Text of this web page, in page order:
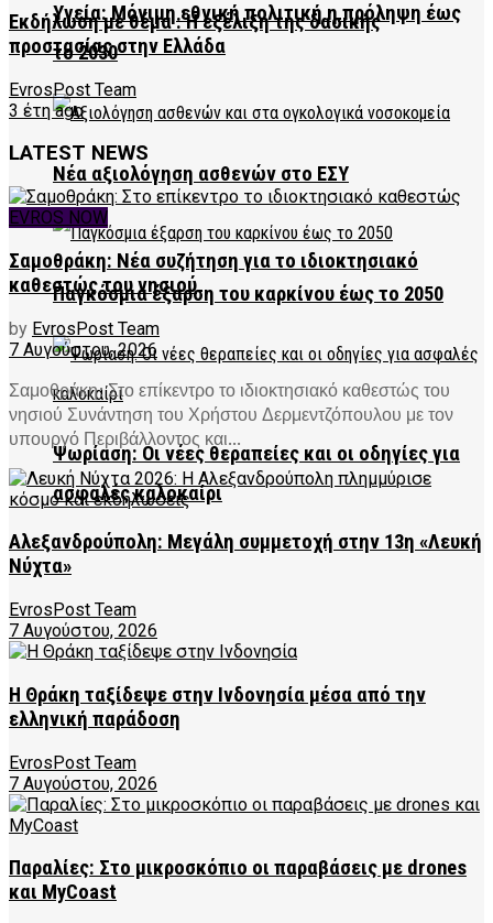
Υγεία: Μόνιμη εθνική πολιτική η πρόληψη έως
το 2030
Νέα αξιολόγηση ασθενών στο ΕΣΥ
Παγκόσμια έξαρση του καρκίνου έως το 2050
Ψωρίαση: Οι νέες θεραπείες και οι οδηγίες για
ασφαλές καλοκαίρι
Εκδήλωση με θέμα : Η εξέλιξη της δασικής
προστασίας στην Ελλάδα
EvrosPost Team
3 έτη ago
LATEST NEWS
EVROS NOW
Σαμοθράκη: Νέα συζήτηση για το ιδιοκτησιακό
καθεστώς του νησιού
by EvrosPost Team
7 Αυγούστου, 2026
Σαμοθράκη: Στο επίκεντρο το ιδιοκτησιακό καθεστώς του
νησιού Συνάντηση του Χρήστου Δερμεντζόπουλου με τον
υπουργό Περιβάλλοντος και...
Αλεξανδρούπολη: Μεγάλη συμμετοχή στην 13η «Λευκή
Νύχτα»
EvrosPost Team
7 Αυγούστου, 2026
Η Θράκη ταξίδεψε στην Ινδονησία μέσα από την
ελληνική παράδοση
EvrosPost Team
7 Αυγούστου, 2026
Παραλίες: Στο μικροσκόπιο οι παραβάσεις με drones
και MyCoast